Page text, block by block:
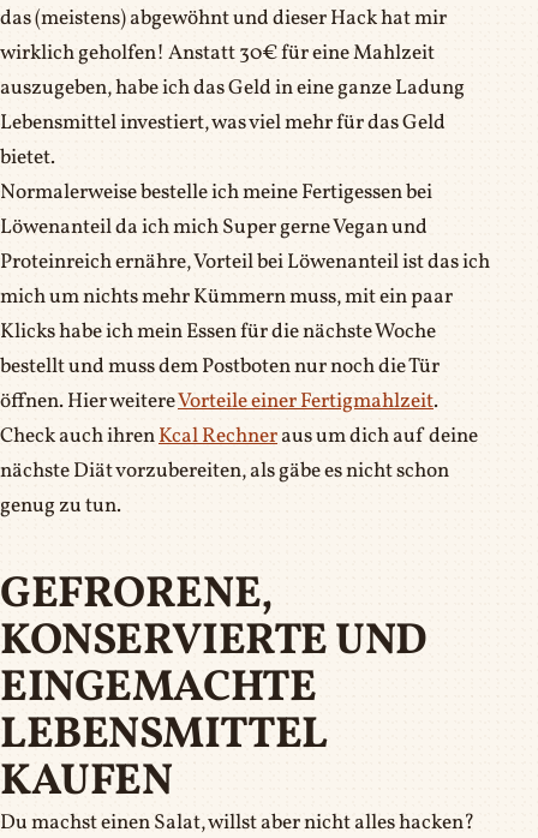
das (meistens) abgewöhnt und dieser Hack hat mir
wirklich geholfen! Anstatt 30€ für eine Mahlzeit
auszugeben, habe ich das Geld in eine ganze Ladung
Lebensmittel investiert, was viel mehr für das Geld
bietet.
Normalerweise bestelle ich meine Fertigessen bei
Löwenanteil da ich mich Super gerne Vegan und
Proteinreich ernähre, Vorteil bei Löwenanteil ist das ich
mich um nichts mehr Kümmern muss, mit ein paar
Klicks habe ich mein Essen für die nächste Woche
bestellt und muss dem Postboten nur noch die Tür
öffnen. Hier weitereVorteile einer Fertigmahlzeit.
Check auch ihrenKcal Rechneraus um dich auf deine
nächste Diät vorzubereiten, als gäbe es nicht schon
genug zu tun.
GEFRORENE,
KONSERVIERTE UND
EINGEMACHTE
LEBENSMITTEL
KAUFEN
Du machst einen Salat, willst aber nicht alles hacken?